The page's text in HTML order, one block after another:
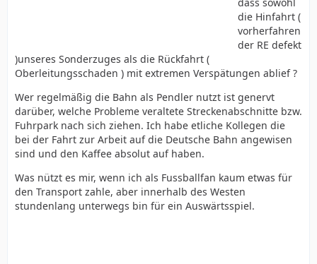
die Hinfahrt (
vorherfahren
der RE defekt
)unseres Sonderzuges als die Rückfahrt (
Oberleitungsschaden ) mit extremen Verspätungen ablief ?
Wer regelmäßig die Bahn als Pendler nutzt ist genervt
darüber, welche Probleme veraltete Streckenabschnitte bzw.
Fuhrpark nach sich ziehen. Ich habe etliche Kollegen die
bei der Fahrt zur Arbeit auf die Deutsche Bahn angewisen
sind und den Kaffee absolut auf haben.
Was nützt es mir, wenn ich als Fussballfan kaum etwas für
den Transport zahle, aber innerhalb des Westen
stundenlang unterwegs bin für ein Auswärtsspiel.